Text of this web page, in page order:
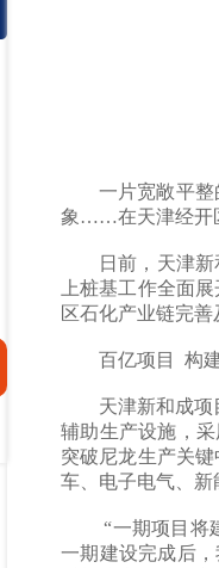
一片宽敞平
象……在天津经开
日前，天津
上桩基工作全面
区石化产业链完
百亿项目 构
天津新和成
辅助生产设施，
突破尼龙生产关
车、电子电气、
“一期项目将
一期建设完成后